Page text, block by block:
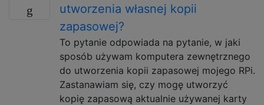
utworzenia własnej kopii
zapasowej?
To pytanie odpowiada na pytanie, w jaki
sposób używam komputera zewnętrznego
do utworzenia kopii zapasowej mojego RPi.
Zastanawiam się, czy mogę utworzyć
kopię zapasową aktualnie używanej karty